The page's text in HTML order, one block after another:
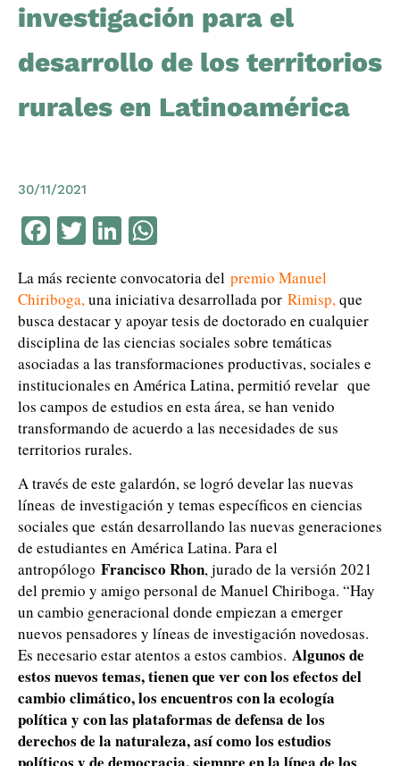
investigación para el
desarrollo de los territorios
rurales en Latinoamérica
30/11/2021
Facebook
TwitterLinkedIn
La más reciente convocatoria del premio Manuel
Chiriboga,una iniciativa desarrollada por Rimisp,que
busca destacar y apoyar tesis de doctorado en cualquier
disciplina de las ciencias sociales sobre temáticas
asociadas a las transformaciones productivas, sociales e
institucionales en América Latina, permitió revelar que
los campos de estudios en esta área, se han venido
transformando de acuerdo a las necesidades de sus
territorios rurales.
A través de este galardón, se logró develar las nuevas
líneas de investigación y temas específicos en ciencias
sociales que están desarrollando las nuevas generaciones
de estudiantes en América Latina. Para el
antropólogo Francisco Rhon, jurado de la versión 2021
del premio y amigo personal de Manuel Chiriboga. “Hay
un cambio generacional donde empiezan a emerger
nuevos pensadores y líneas de investigación novedosas.
Es necesario estar atentos a estos cambios. Algunos de
estos nuevos temas, tienen que ver con los efectos del
cambio climático, los encuentros con la ecología
política y con las plataformas de defensa de los
derechos de la naturaleza, así como los estudios